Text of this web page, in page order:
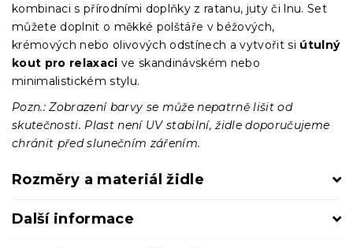
kombinaci s přírodními doplňky z ratanu, juty či lnu. Set
můžete doplnit o měkké polštáře v béžových,
krémových nebo olivových odstínech a vytvořit si útulný
kout pro relaxaci ve skandinávském nebo
minimalistickém stylu.
Pozn.: Zobrazení barvy se může nepatrně lišit od
skutečnosti. Plast není UV stabilní, židle doporučujeme
chránit před slunečním zářením.
Rozměry a materiál židle
Další informace